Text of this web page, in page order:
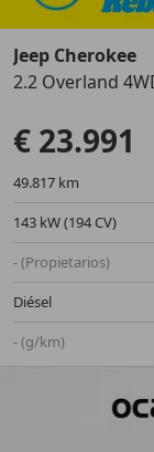
Anterior
Jeep Cherokee
2.2 Overland
€ 23.991
49.817 km
143 kW (194 CV)
- (Propietarios)
Diésel
- (g/km)